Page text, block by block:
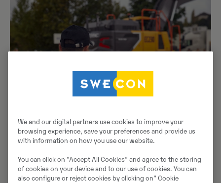
På Svenska Maskinmässan kan du bli medlem
i och tävla med Volvo Operators Club.
We and our digital partners use cookies to improve your
browsing experience, save your preferences and provide us
with information on how you use our website.
You can click on ”Accept All Cookies” and agree to the storing
of cookies on your device and to our use of cookies. You can
also configure or reject cookies by clicking on” Cookie